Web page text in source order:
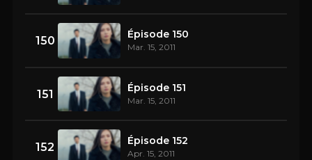
150 Épisode 150
Mar. 15, 2011
151 Épisode 151
Mar. 15, 2011
152 Épisode 152
Apr. 15, 2011